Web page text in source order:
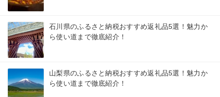
石川県のふるさと納税おすすめ返礼品5選！魅力か
ら使い道まで徹底紹介！
山梨県のふるさと納税おすすめ返礼品5選！魅力か
ら使い道まで徹底紹介！